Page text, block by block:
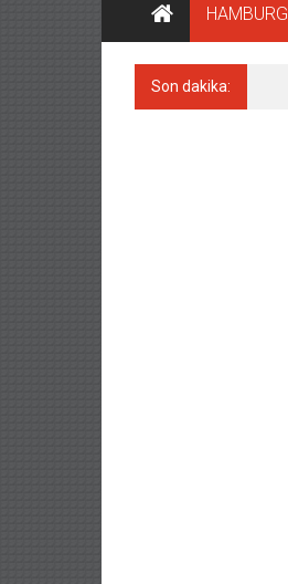
HAMBURG
Son dakika: